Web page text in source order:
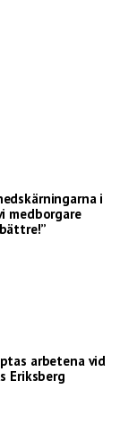
i
medborgare
arbetena vid
Eriksberg